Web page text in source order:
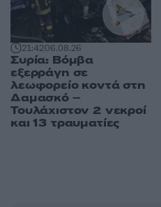
21:4206.08.26
Συρία: Βόμβα
εξερράγη σε
λεωφορείο κοντά στη
Δαμασκό –
Τουλάχιστον 2 νεκροί
και 13 τραυματίες